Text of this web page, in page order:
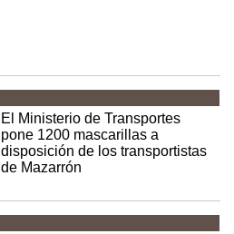
El Ministerio de Transportes
pone 1200 mascarillas a
disposición de los transportistas
de Mazarrón